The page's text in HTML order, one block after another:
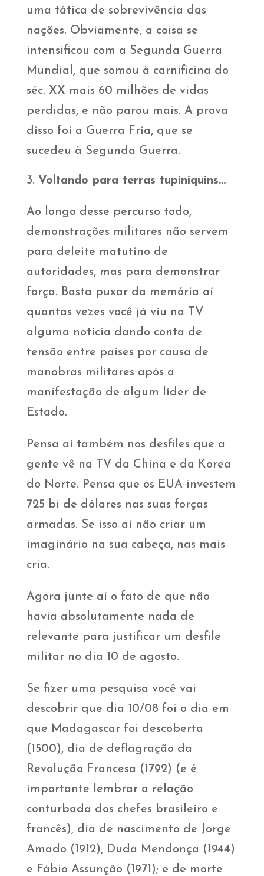
uma tática de sobrevivência das
nações. Obviamente, a coisa se
intensificou com a Segunda Guerra
Mundial, que somou à carnificina do
séc. XX mais 60 milhões de vidas
perdidas, e não parou mais. A prova
disso foi a Guerra Fria, que se
sucedeu à Segunda Guerra.
Voltando para terras tupiniquins…
Ao longo desse percurso todo,
demonstrações militares não servem
para deleite matutino de
autoridades, mas para demonstrar
força. Basta puxar da memória aí
quantas vezes você já viu na TV
alguma notícia dando conta de
tensão entre países por causa de
manobras militares após a
manifestação de algum líder de
Estado.
Pensa aí também nos desfiles que a
gente vê na TV da China e da Korea
do Norte. Pensa que os EUA investem
725 bi de dólares nas suas forças
armadas. Se isso aí não criar um
imaginário na sua cabeça, nas mais
cria.
Agora junte aí o fato de que não
havia absolutamente nada de
relevante para justificar um desfile
militar no dia 10 de agosto.
Se fizer uma pesquisa você vai
descobrir que dia 10/08 foi o dia em
que Madagascar foi descoberta
(1500), dia de deflagração da
Revolução Francesa (1792) (e é
importante lembrar a relação
conturbada dos chefes brasileiro e
francês), dia de nascimento de Jorge
Amado (1912), Duda Mendonça (1944)
e Fábio Assunção (1971); e de morte